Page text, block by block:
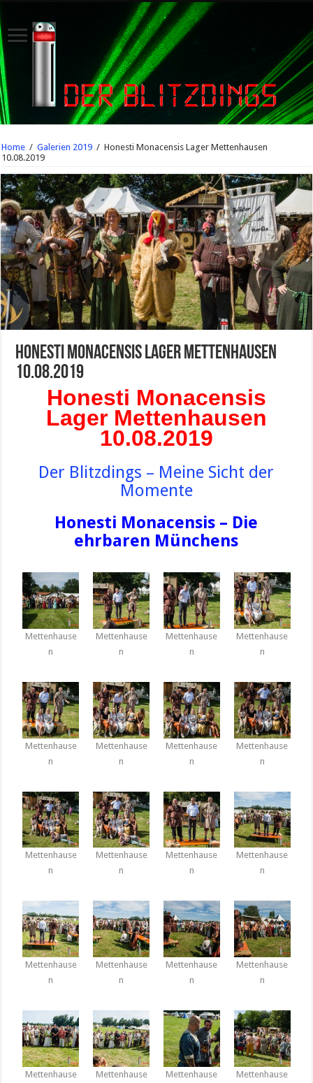
Home / Galerien 2019 / Honesti Monacensis Lager Mettenhausen
10.08.2019
Honesti Monacensis Lager Mettenhausen
10.08.2019
Honesti Monacensis
Lager Mettenhausen
10.08.2019
Der Blitzdings – Meine Sicht der
Momente
Honesti Monacensis – Die
ehrbaren Münchens
Mettenhause
n
Mettenhause
n
Mettenhause
n
Mettenhause
n
Mettenhause
n
Mettenhause
n
Mettenhause
n
Mettenhause
n
Mettenhause
n
Mettenhause
n
Mettenhause
n
Mettenhause
n
Mettenhause
n
Mettenhause
n
Mettenhause
n
Mettenhause
n
Mettenhause
Mettenhause
Mettenhause
Mettenhause